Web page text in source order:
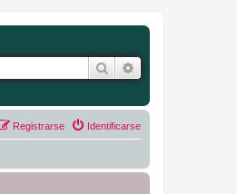
Buscar
Identificarse
Registrarse